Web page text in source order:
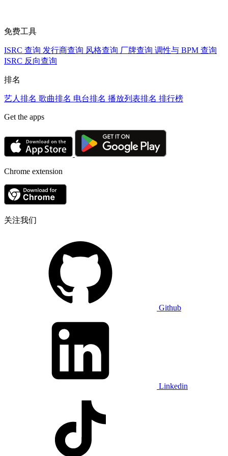
免费工具
ISRC 查询 发行商查询 风格查询 厂牌查询 调性与 BPM 查询
ISRC 反向查询
排名
艺人排名 歌曲排名 电台排名 播放列表排名 排行榜
Get the apps
Chrome extension
关注我们
Github
Linkedin